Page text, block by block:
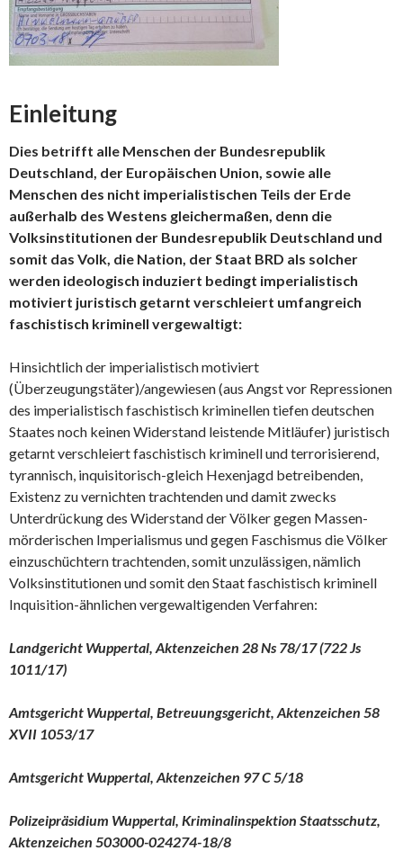
Einleitung
Dies betrifft alle Menschen der Bundesrepublik
Deutschland, der Europäischen Union, sowie alle
Menschen des nicht imperialistischen Teils der Erde
außerhalb des Westens gleichermaßen, denn die
Volksinstitutionen der Bundesrepublik Deutschland und
somit das Volk, die Nation, der Staat BRD als solcher
werden ideologisch induziert bedingt imperialistisch
motiviert juristisch getarnt verschleiert umfangreich
faschistisch kriminell vergewaltigt:
Hinsichtlich der imperialistisch motiviert
(Überzeugungstäter)/angewiesen (aus Angst vor Repressionen
des imperialistisch faschistisch kriminellen tiefen deutschen
Staates noch keinen Widerstand leistende Mitläufer) juristisch
getarnt verschleiert faschistisch kriminell und terrorisierend,
tyrannisch, inquisitorisch-gleich Hexenjagd betreibenden,
Existenz zu vernichten trachtenden und damit zwecks
Unterdrückung des Widerstand der Völker gegen Massen-
mörderischen Imperialismus und gegen Faschismus die Völker
einzuschüchtern trachtenden, somit unzulässigen, nämlich
Volksinstitutionen und somit den Staat faschistisch kriminell
Inquisition-ähnlichen vergewaltigenden Verfahren:
Landgericht Wuppertal, Aktenzeichen 28 Ns 78/17 (722 Js
1011/17)
Amtsgericht Wuppertal, Betreuungsgericht, Aktenzeichen 58
XVII 1053/17
Amtsgericht Wuppertal, Aktenzeichen 97 C 5/18
Polizeipräsidium Wuppertal, Kriminalinspektion Staatsschutz,
Aktenzeichen 503000-024274-18/8